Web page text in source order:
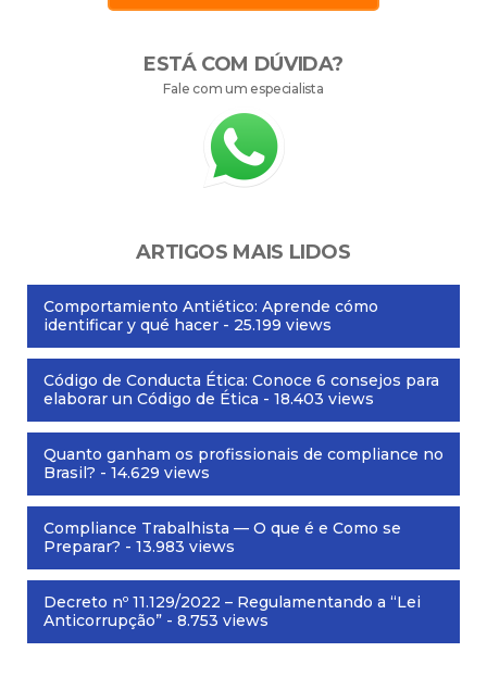
ESTÁ COM DÚVIDA?
Fale com um especialista
ARTIGOS MAIS LIDOS
Comportamiento Antiético: Aprende cómo
identificar y qué hacer - 25.199 views
Código de Conducta Ética: Conoce 6 consejos para
elaborar un Código de Ética - 18.403 views
Quanto ganham os profissionais de compliance no
Brasil? - 14.629 views
Compliance Trabalhista — O que é e Como se
Preparar? - 13.983 views
Decreto nº 11.129/2022 – Regulamentando a “Lei
Anticorrupção” - 8.753 views